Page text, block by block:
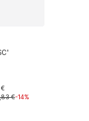
XL
€
€-14%